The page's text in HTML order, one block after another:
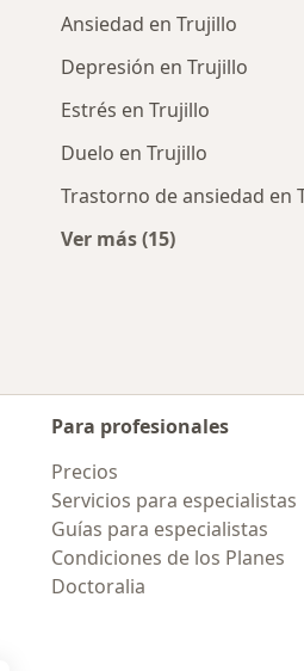
Ansiedad en Trujillo
Depresión en Trujillo
Estrés en Trujillo
Duelo en Trujillo
Trastorno de ansiedad en
Ver más (15)
Para profesionales
Precios
Servicios para especialistas
Guías para especialistas
Condiciones de los Planes
Doctoralia